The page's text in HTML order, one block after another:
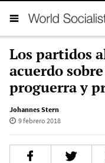
Los partidos
acuerdo
proguerra y
Johannes Stern
9 febrero 2018